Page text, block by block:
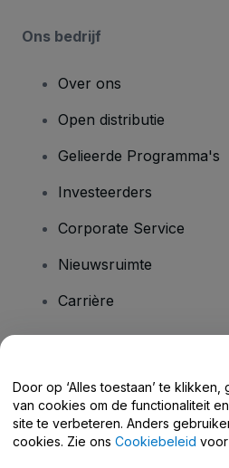
Ons bedrijf
Over ons
Open distributie
Gelieerde Programma's
Investeerders
Corporate Service
Nieuwsruimte
Carrière
Helpcentrum / Neem
Door op ‘Alles toestaan’ te
van cookies om de functionaliteit
site te verbeteren. Anders
cookies. Zie ons Cookiebeleid voor